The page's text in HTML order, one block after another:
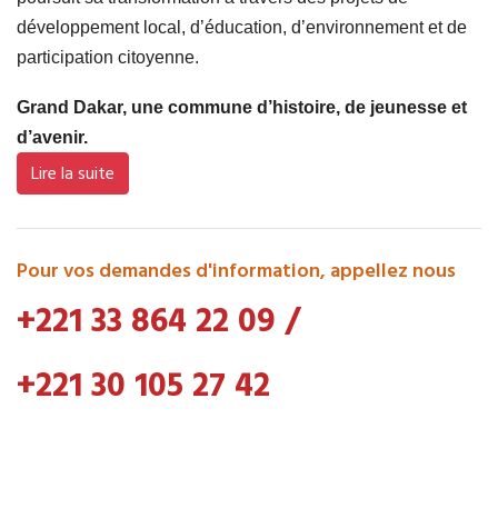
développement local, d’éducation, d’environnement et de
participation citoyenne.
Grand Dakar, une commune d’histoire, de jeunesse et
d’avenir.
Lire la suite
Pour vos demandes d'information, appellez nous
+221 33 864 22 09/
+221 30 105 27 42